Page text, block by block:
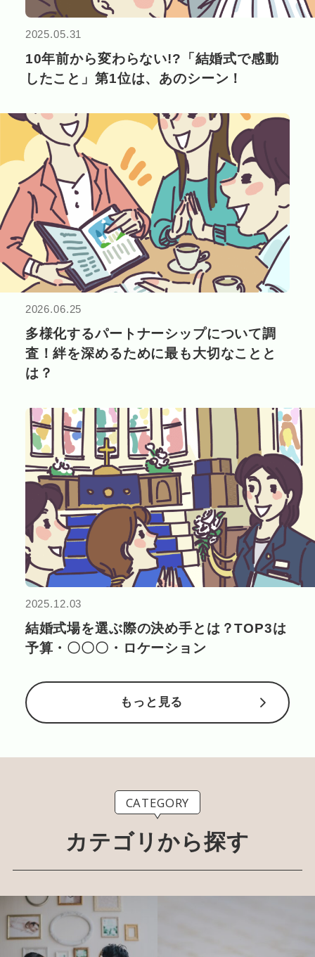
2025.05.31
10年前から変わらない!?「結婚式で感動
したこと」第1位は、あのシーン！
2026.06.25
多様化するパートナーシップについて調
査！絆を深めるために最も大切なことと
は？
2025.12.03
結婚式場を選ぶ際の決め手とは？TOP3は
予算・〇〇〇・ロケーション
もっと見る
CATEGORY
カテゴリから探す